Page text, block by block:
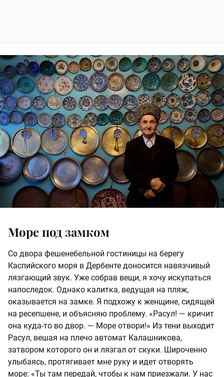
Море под замком
Со двора фешенебельной гостиницы на берегу
Каспийского моря в Дербенте доносится навязчивый
лязгающий звук. Уже собрав вещи, я хочу искупаться
напоследок. Однако калитка, ведущая на пляж,
оказывается на замке. Я подхожу к женщине, сидящей
на ресепшене, и объясняю проблему. «Расул! — кричит
она куда-то во двор. — Море отвори!» Из тени выходит
Расул, вешая на плечо автомат Калашникова,
затвором которого он и лязгал от скуки. Широченно
улыбаясь, протягивает мне руку и идет отворять
море: «Ты там передай, чтобы к нам приезжали. У нас